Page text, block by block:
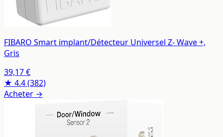
FIBARO Smart implant/Détecteur Universel Z- Wave +,
Gris
39,17 €
★ 4.4(382)
Acheter →